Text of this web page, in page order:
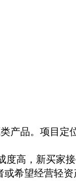
产品。项目
高，新买家
希望经营轻资